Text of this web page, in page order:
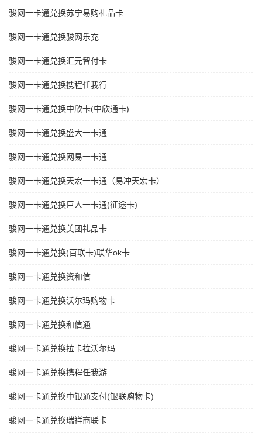
骏网一卡通兑换苏宁易购礼品卡
骏网一卡通兑换骏网乐充
骏网一卡通兑换汇元智付卡
骏网一卡通兑换携程任我行
骏网一卡通兑换中欣卡(中欣通卡)
骏网一卡通兑换盛大一卡通
骏网一卡通兑换网易一卡通
骏网一卡通兑换天宏一卡通（易冲天宏卡）
骏网一卡通兑换巨人一卡通(征途卡)
骏网一卡通兑换美团礼品卡
骏网一卡通兑换(百联卡)联华ok卡
骏网一卡通兑换资和信
骏网一卡通兑换沃尔玛购物卡
骏网一卡通兑换和信通
骏网一卡通兑换拉卡拉沃尔玛
骏网一卡通兑换携程任我游
骏网一卡通兑换中银通支付(银联购物卡)
骏网一卡通兑换瑞祥商联卡